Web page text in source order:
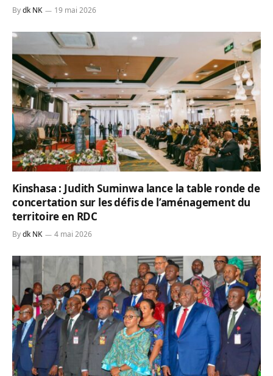
Bydk NK 19 mai 2026
Kinshasa : Judith Suminwa lance la table ronde de
concertation sur les défis de l’aménagement du
territoire en RDC
Bydk NK 4 mai 2026